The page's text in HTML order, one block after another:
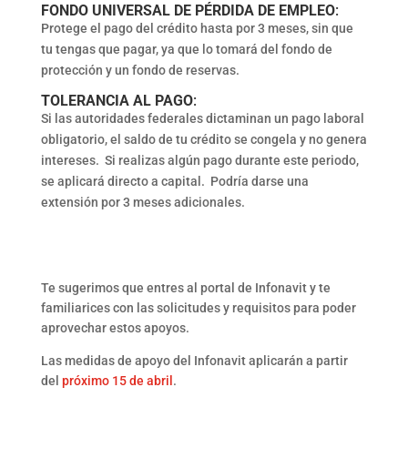
FONDO UNIVERSAL DE PÉRDIDA DE EMPLEO:
Protege el pago del crédito hasta por 3 meses, sin que
tu tengas que pagar, ya que lo tomará del fondo de
protección y un fondo de reservas.
TOLERANCIA AL PAGO:
Si las autoridades federales dictaminan un pago laboral
obligatorio, el saldo de tu crédito se congela y no genera
intereses. Si realizas algún pago durante este periodo,
se aplicará directo a capital. Podría darse una
extensión por 3 meses adicionales.
Te sugerimos que entres al portal de Infonavit y te
familiarices con las solicitudes y requisitos para poder
aprovechar estos apoyos.
Las medidas de apoyo del Infonavit aplicarán a partir
del próximo 15 de abril .